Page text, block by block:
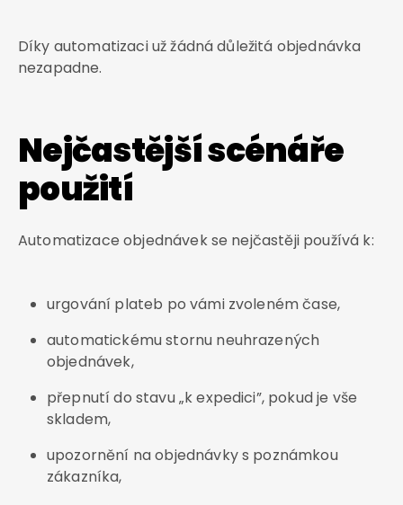
Díky automatizaci už žádná důležitá objednávka
nezapadne.
Nejčastější scénáře
použití
Automatizace objednávek se nejčastěji používá k:
urgování plateb po vámi zvoleném čase,
automatickému stornu neuhrazených
objednávek,
přepnutí do stavu „k expedici”, pokud je vše
skladem,
upozornění na objednávky s poznámkou
zákazníka,